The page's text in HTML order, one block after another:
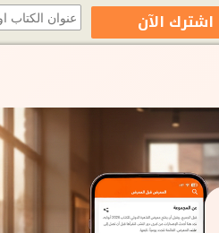
اشترك الآن